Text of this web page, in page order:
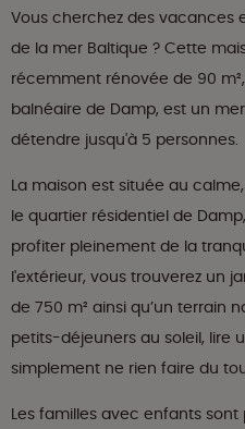
Vous cherchez des vacances
de la mer Baltique ? Cette
récemment rénovée de 90
balnéaire de Damp, est un
détendre jusqu'à 5 personnes.
La maison est située au
le quartier résidentiel de
profiter pleinement de la
l'extérieur, vous trouverez un
de 750 m² ainsi qu’un terrain
petits-déjeuners au soleil, lire
simplement ne rien faire du
Les familles avec enfants